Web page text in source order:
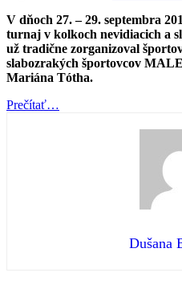
V dňoch 27. – 29. septembra
turnaj v kolkoch nevidiacich a
už tradične zorganizoval
slabozrakých športovcov
Mariána Tótha.
Prečítať“Stále
…
Dušana